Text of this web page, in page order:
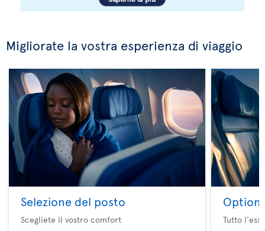
Migliorate la vostra esperienza di viaggio
Selezione del posto
Scegliete il vostro comfort
Option
Tutto